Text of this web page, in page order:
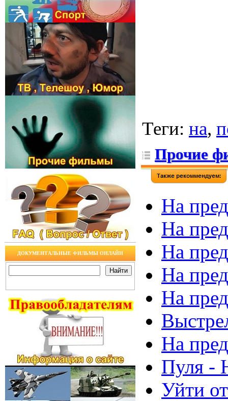
ДОКУМЕНТАЛЬНЫЕ ФИЛЬМЫ ОНЛАЙН
Теги: на,
Прочие
На
На
На
На
На
На
Пуля -
Уйти